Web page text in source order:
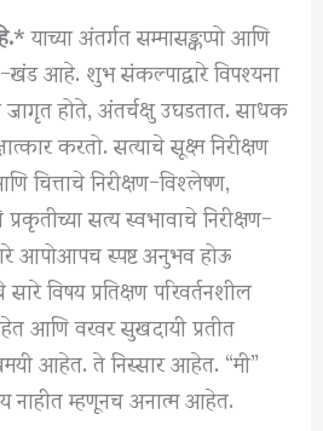
* याच्या अंतर्गत सम्मासङ्कप्पो आणि
खंड आहे. शुभ संकल्पाद्वारे विपश्यना
जागृत होते, अंतर्चक्षु उघडतात. साधक
करतो. सत्याचे सूक्ष्म निरीक्षण
निरीक्षण-विश्लेषण,
सत्य स्वभावाचे निरीक्षण-
आपोआपच स्पष्ट अनुभव होऊ
विषय प्रतिक्षण परिवर्तनशील
आणि वरवर सुखदायी प्रतीत
आहेत. ते निस्सार आहेत. “मी”
नाहीत म्हणूनच अनात्म आहेत.